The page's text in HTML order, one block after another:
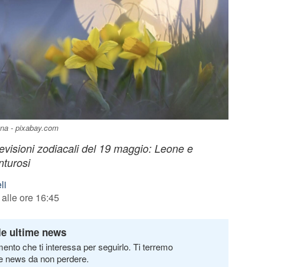
- pixabay.com
zodiacali del 19 maggio: Leone e
ore 16:45
ultime news
che ti interessa per seguirlo. Ti terremo
news da non perdere.